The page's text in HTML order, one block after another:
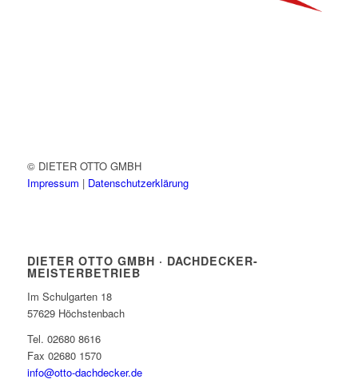
© DIETER OTTO GMBH
Impressum | Datenschutzerklärung
DIETER OTTO GMBH · DACHDECKER-
MEISTERBETRIEB
Im Schulgarten 18
57629 Höchstenbach
Tel. 02680 8616
Fax 02680 1570
info@otto-dachdecker.de